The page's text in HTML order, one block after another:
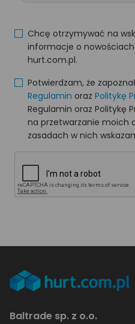
Chcę otrzymywać na
informacje o
hurt.com.pl.
Potwierdzam, że
Regulamin oraz Politykę
Regulamin oraz Politykę
na przetwarzanie moich
zasadach w nich
Baltrade sp. z o.o.